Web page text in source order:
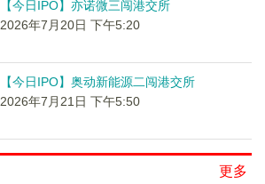
【今日IPO】亦诺微三闯港交所
2026年7月20日 下午5:20
【今日IPO】奥动新能源二闯港交所
2026年7月21日 下午5:50
更多